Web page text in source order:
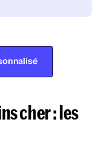
cher : les